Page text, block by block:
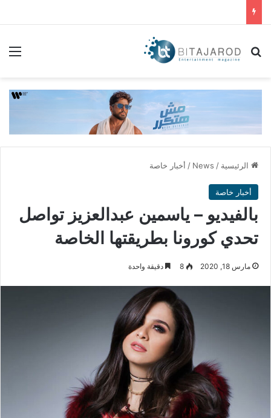
بحث عن
الرئيسية /
News
/ أخبار خاصة
أخبار خاصة
بالفيديو – ياسمين عبدالعزيز تواصل
تحدي كورونا بطريقتها الخاصة
مارس 18, 2020 8 دقيقة واحدة